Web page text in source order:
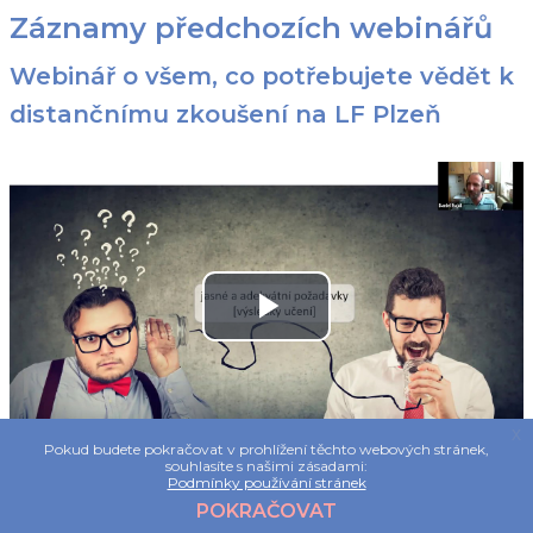
Záznamy předchozích webinářů
Webinář o všem, co potřebujete vědět k
distančnímu zkoušení na LF Plzeň
Přehrát
video
Pokud budete pokračovat v prohlížení těchto webových stránek,
souhlasíte s našimi zásadami:
Podmínky používání stránek
POKRAČOVAT